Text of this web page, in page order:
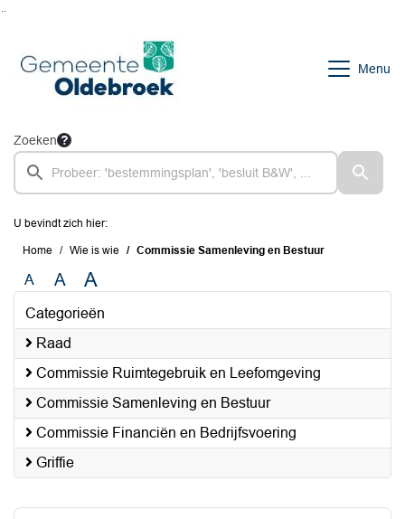
Menu
Zoeken
U bevindt zich hier:
Home Wie is wie Commissie Samenleving en Bestuur
A A A
Categorieën
Raad
Commissie Ruimtegebruik en Leefomgeving
Commissie Samenleving en Bestuur
Commissie Financiën en Bedrijfsvoering
Griffie